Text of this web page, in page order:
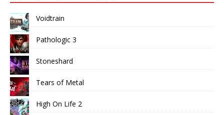
Voidtrain
Pathologic 3
Stoneshard
Tears of Metal
High On Life 2